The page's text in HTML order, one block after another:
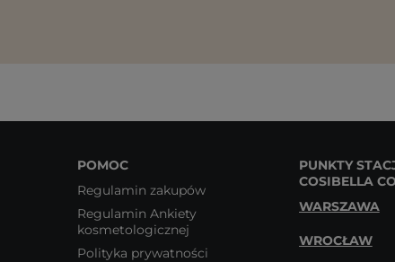
POMOC
Regulamin zakupów
Regulamin Ankiety
kosmetologicznej
Polityka prywatności
PUNKTY
COSIBELLA
WARSZAWA
WROCŁAW